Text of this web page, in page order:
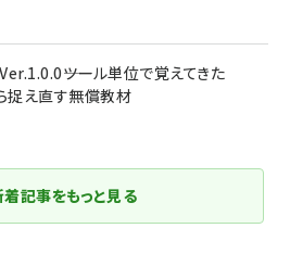
ツール単位で覚えてきた
捉え直す無償教材
着記事をもっと見る